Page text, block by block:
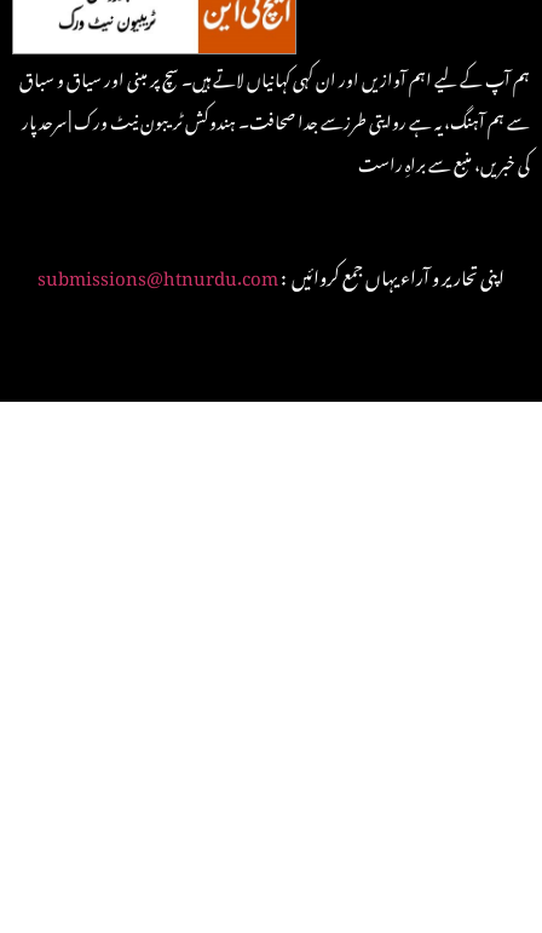
ہم آپ کے لیے اہم آوازیں اور ان کہی کہانیاں لاتے ہیں۔ سچ پر مبنی اور سیاق و سباق
سے ہم آہنگ، یہ ہے روایتی طرزسے جدا صحافت۔ ہندوکش ٹریبون نیٹ ورک | سرحد پار
کی خبریں، منبع سے براہِ راست
submissions@htnurdu.com : اپنی تحاریر و آراء یہاں جمع کروائیں